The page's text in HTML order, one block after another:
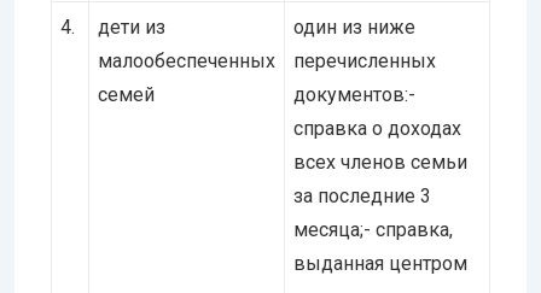
4.
дети из
малообеспеченных
семей
один из ниже
перечисленных
документов:-
справка о доходах
всех членов семьи
за последние 3
месяца;- справка,
выданная центром